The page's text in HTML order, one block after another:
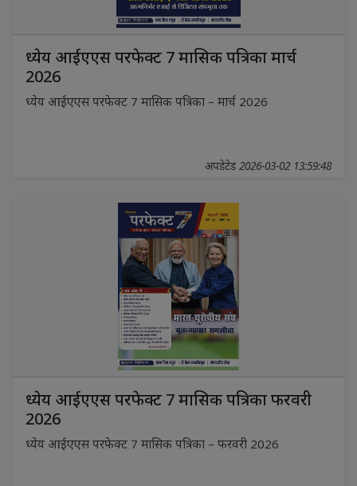
ध्येय आईएएस परफेक्ट 7 मासिक पत्रिका मार्च
2026
ध्येय आईएएस परफेक्ट 7 मासिक पत्रिका – मार्च 2026
अपडेटेड 2026-03-02 13:59:48
ध्येय आईएएस परफेक्ट 7 मासिक पत्रिका फरवरी
2026
ध्येय आईएएस परफेक्ट 7 मासिक पत्रिका – फरवरी 2026